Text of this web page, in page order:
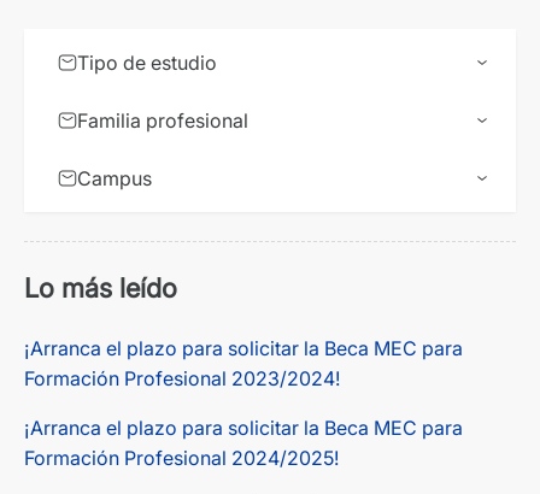
Tipo de estudio
Familia profesional
Campus
Lo más leído
¡Arranca el plazo para solicitar la Beca MEC para
Formación Profesional 2023/2024!
¡Arranca el plazo para solicitar la Beca MEC para
Formación Profesional 2024/2025!